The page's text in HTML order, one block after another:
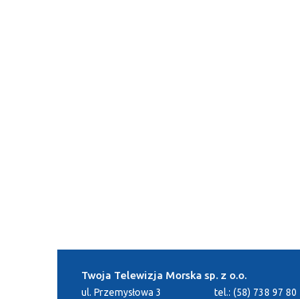
Twoja Telewizja Morska sp. z o.o.
ul. Przemysłowa 3 tel.: (58) 738 97 80